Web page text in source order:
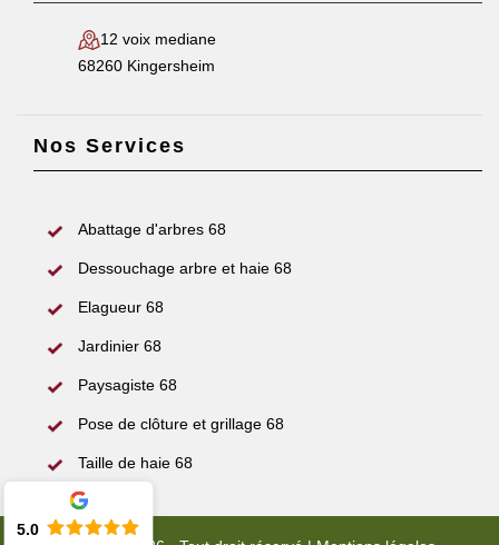
12 voix mediane
68260 Kingersheim
Nos Services
Abattage d'arbres 68
Dessouchage arbre et haie 68
Elagueur 68
Jardinier 68
Paysagiste 68
Pose de clôture et grillage 68
Taille de haie 68
5.0